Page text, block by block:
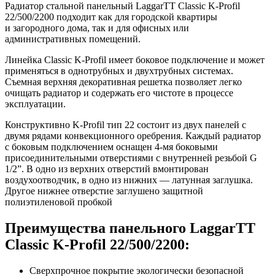
Радиатор стальной панельный LaggarTT Classic K-Profil
22/500/2200 подходит как для городской квартиры
и загородного дома, так и для офисных или
административных помещений.
Линейка Classic K-Profil имеет боковое подключение и может
применяться в однотрубных и двухтрубных системах.
Съемная верхняя декоративная решетка позволяет легко
очищать радиатор и содержать его чистоте в процессе
эксплуатации.
Конструктивно K-Profil тип 22 состоит из двух панелей с
двумя рядами конвекционного оребрения. Каждый радиатор
с боковым подключением оснащен 4-мя боковыми
присоединительными отверстиями с внутренней резьбой G
1/2”. В одно из верхних отверстий вмонтирован
воздухоотводчик, в одно из нижних — латунная заглушка.
Другое нижнее отверстие заглушено защитной
полиэтиленовой пробкой
Преимущества панельного LaggarTT
Classic K-Profil 22/500/2200:
Сверхпрочное покрытие экологически безопасной